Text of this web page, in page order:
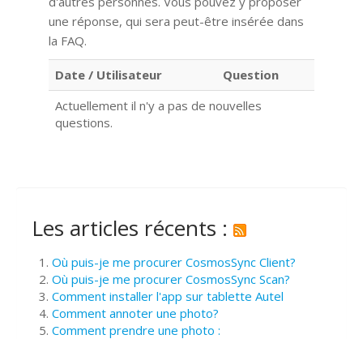
une réponse, qui sera peut-être insérée dans
la FAQ.
Date / Utilisateur
Question
Actuellement il n'y a pas de nouvelles
questions.
Les articles récents :
Où puis-je me procurer CosmosSync Client?
Où puis-je me procurer CosmosSync Scan?
Comment installer l'app sur tablette Autel
Comment annoter une photo?
Comment prendre une photo :